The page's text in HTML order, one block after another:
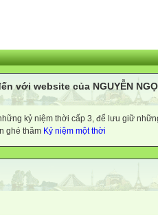
với website của NGUYỄN
kỷ niệm thời cấp 3, để lưu giữ
ghé thăm Kỷ niệm một thời